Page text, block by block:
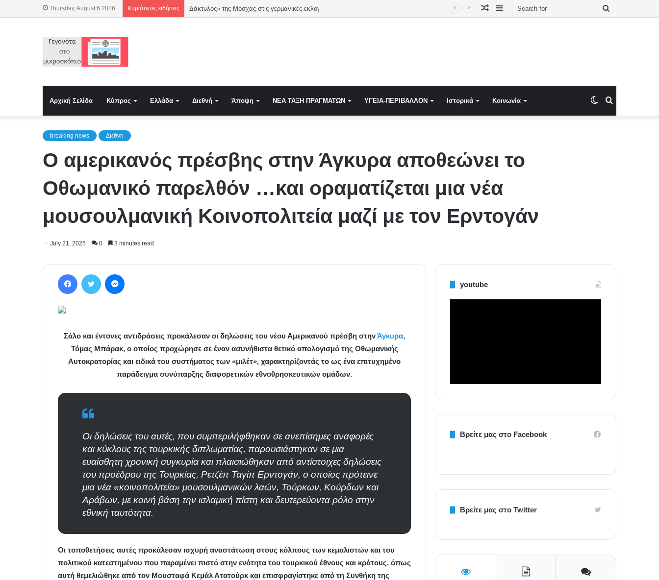
Thursday, August 6 2026 Κυριότερες ειδήσεις Δάκτυλος» της Μόσχας στις γερμανικές εκλογές Sidebar
Random
Αρχική Σελίδα Κύπρος Ελλάδα Διεθνή Άποψη NEA TAΞΗ ΠΡΑΓΜΑΤΩΝ ΥΓΕΙΑ-ΠΕΡΙΒΑΛΛΟΝ Ιστορικά Κοινωνία Switch
breaking news Διεθνή
Ο αμερικανός πρέσβης στην Άγκυρα αποθεώνει το
Οθωμανικό παρελθόν …και οραματίζεται μια νέα
μουσουλμανική Κοινοπολιτεία μαζί με τον Ερντογάν
July 21, 2025 0 3 minutes read
Σάλο και έντονες αντιδράσεις προκάλεσαν οι δηλώσεις του νέου Αμερικανού πρέσβη στηνΆγκυρα,
Τόμας Μπάρακ, ο οποίος προχώρησε σε έναν ασυνήθιστα θετικό απολογισμό της Οθωμανικής
Αυτοκρατορίας και ειδικά του συστήματος των «μιλέτ», χαρακτηρίζοντάς το ως ένα επιτυχημένο
παράδειγμα συνύπαρξης διαφορετικών εθνοθρησκευτικών ομάδων.
Οι δηλώσεις του αυτές, που συμπεριλήφθηκαν σε ανεπίσημες αναφορές
και κύκλους της τουρκικής διπλωματίας, παρουσιάστηκαν σε μια
ευαίσθητη χρονική συγκυρία και πλαισιώθηκαν από αντίστοιχες δηλώσεις
του προέδρου της Τουρκίας, Ρετζέπ Ταγίπ Ερντογάν, ο οποίος πρότεινε
μια νέα «κοινοπολιτεία» μουσουλμανικών λαών, Τούρκων, Κούρδων και
Αράβων, με κοινή βάση την ισλαμική πίστη και δευτερεύοντα ρόλο στην
εθνική ταυτότητα.
Οι τοποθετήσεις αυτές προκάλεσαν ισχυρή αναστάτωση στους κόλπους των κεμαλιστών και του
πολιτικού κατεστημένου που παραμένει πιστό στην ενότητα του τουρκικού έθνους και κράτους, όπως
αυτή θεμελιώθηκε από τον Μουσταφά Κεμάλ Ατατούρκ και επισφραγίστηκε από τη Συνθήκη της
youtube
Βρείτε μας στο Facebook
Βρείτε μας στο Twitter